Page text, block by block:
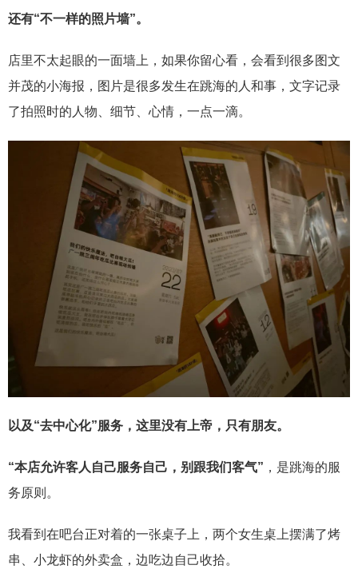
还有“不一样的照片墙”。
店里不太起眼的一面墙上，如果你留心看，会看到很多图文
并茂的小海报，图片是很多发生在跳海的人和事，文字记录
了拍照时的人物、细节、心情，一点一滴。
以及“去中心化”服务，这里没有上帝，只有朋友。
“本店允许客人自己服务自己，别跟我们客气” ，是跳海的服
务原则。
我看到在吧台正对着的一张桌子上，两个女生桌上摆满了烤
串、小龙虾的外卖盒，边吃边自己收拾。